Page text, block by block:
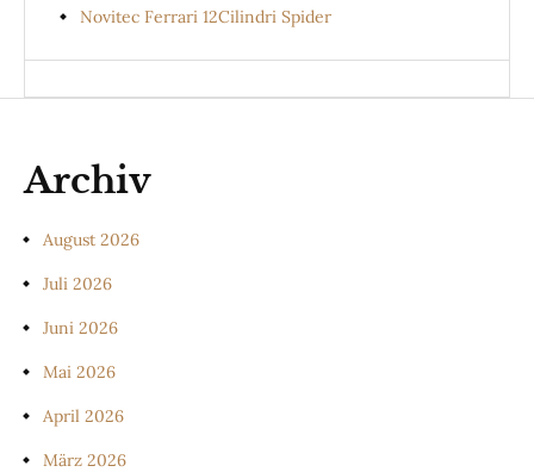
Novitec Ferrari 12Cilindri Spider
Archiv
August 2026
Juli 2026
Juni 2026
Mai 2026
April 2026
März 2026